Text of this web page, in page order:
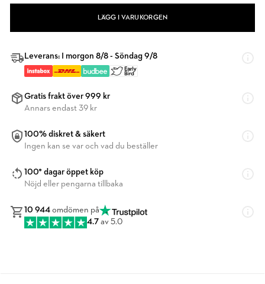
LÄGG I VARUKORGEN
Leverans: I morgon 8/8 - Söndag 9/8
Gratis frakt över 999 kr
Annars endast 39 kr
100% diskret & säkert
Ingen kan se var och vad du beställer
100* dagar öppet köp
Nöjd eller pengarna tillbaka
10 944 omdömen på
4.7 av 5.0